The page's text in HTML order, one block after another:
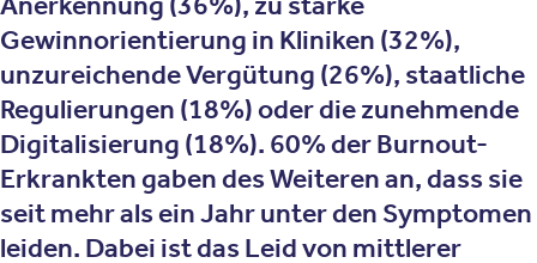
Gewinnorientierung in Kliniken (32%),
unzureichende Vergütung (26%), staatliche
Regulierungen (18%) oder die zunehmende
Digitalisierung (18%). 60% der Burnout-
Erkrankten gaben des Weiteren an, dass sie
seit mehr als ein Jahr unter den Symptomen
leiden. Dabei ist das Leid von mittlerer